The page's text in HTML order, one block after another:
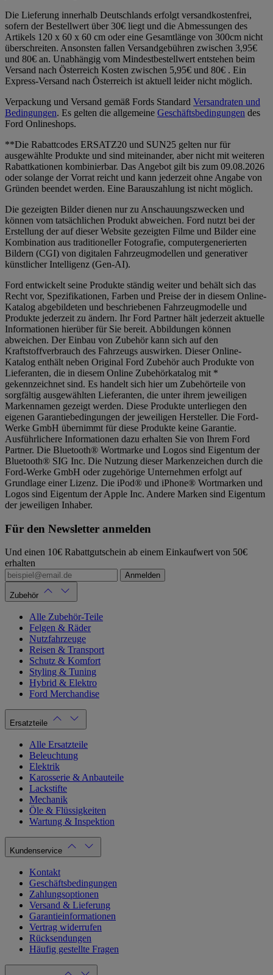
Die Lieferung innerhalb Deutschlands erfolgt versandkostenfrei,
sofern der Bestellwert über 30€ liegt und die Abmessungen des
Artikels 120 x 60 x 60 cm oder eine Gesamtlänge von 300cm nicht
überschreiten. Ansonsten fallen Versandgebühren zwischen 3,95€
und 80€ an. Unabhängig vom Mindestbestellwert entstehen beim
Versand nach Österreich Kosten zwischen 5,95€ und 80€ . Ein
Express-Versand nach Österreich ist aktuell leider nicht möglich.
Verpackung und Versand gemäß Fords Standard Versandraten und
Bedingungen. Es gelten die allgemeine Geschäftsbedingungen des
Ford Onlineshops.
**Die Rabattcodes ERSATZ20 und SUN25 gelten nur für
ausgewählte Produkte und sind miteinander, aber nicht mit weiteren
Rabattkationen kombinierbar. Das Angebot gilt bis zum 09.08.2026
oder solange der Vorrat reicht und kann jederzeit ohne Angabe von
Gründen beendet werden. Eine Barauszahlung ist nicht möglich.
Die gezeigten Bilder dienen nur zu Anschauungszwecken und
können vom tatsächlichen Produkt abweichen. Ford nutzt bei der
Erstellung der auf dieser Website gezeigten Filme und Bilder eine
Kombination aus traditioneller Fotografie, computergenerierten
Bildern (CGI) von digitalen Fahrzeugmodellen und generativer
künstlicher Intelligenz (Gen-AI).
Ford entwickelt seine Produkte ständig weiter und behält sich das
Recht vor, Spezifikationen, Farben und Preise der in diesem Online-
Katalog abgebildeten und beschriebenen Fahrzeugmodelle und
Produkte jederzeit zu ändern. Ihr Ford Partner hält jederzeit aktuelle
Informationen hierüber für Sie bereit. Abbildungen können
abweichen. Der Einbau von Zubehör kann sich auf den
Kraftstoffverbrauch des Fahrzeugs auswirken. Dieser Online-
Katalog enthält neben Original Ford Zubehör auch Produkte von
Lieferanten, die in diesem Online Zubehörkatalog mit *
gekennzeichnet sind. Es handelt sich hier um Zubehörteile von
sorgfältig ausgewählten Lieferanten, die unter ihrem jeweiligen
Markennamen gezeigt werden. Diese Produkte unterliegen den
eigenen Garantiebedingungen der jeweiligen Hersteller. Die Ford-
Werke GmbH übernimmt für diese Produkte keine Garantie.
Ausführlichere Informationen dazu erhalten Sie von Ihrem Ford
Partner. Die Bluetooth® Wortmarke und Logos sind Eigentum der
Bluetooth® SIG Inc. Die Nutzung dieser Markenzeichen durch die
Ford-Werke GmbH oder zugehörige Unternehmen erfolgt auf
Grundlage einer Lizenz. Die iPod® und iPhone® Wortmarken und
Logos sind Eigentum der Apple Inc. Andere Marken sind Eigentum
der jeweiligen Inhaber.
Für den Newsletter anmelden
Und einen 10€ Rabattgutschein ab einem Einkaufwert von 50€
erhalten
Anmelden
Zubehör
Alle Zubehör-Teile
Felgen & Räder
Nutzfahrzeuge
Reisen & Transport
Schutz & Komfort
Styling & Tuning
Hybrid & Elektro
Ford Merchandise
Ersatzteile
Alle Ersatzteile
Beleuchtung
Elektrik
Karosserie & Anbauteile
Lackstifte
Mechanik
Öle & Flüssigkeiten
Wartung & Inspektion
Kundenservice
Kontakt
Geschäftsbedingungen
Zahlungsoptionen
Versand & Lieferung
Garantieinformationen
Vertrag widerrufen
Rücksendungen
Häufig gestellte Fragen